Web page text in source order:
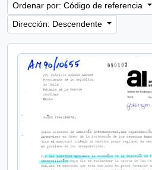
Ordenar por: Código de referencia
Dirección: Descendente